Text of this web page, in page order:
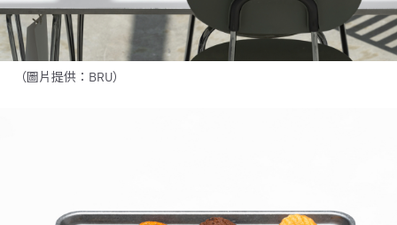
（圖片提供：BRU）